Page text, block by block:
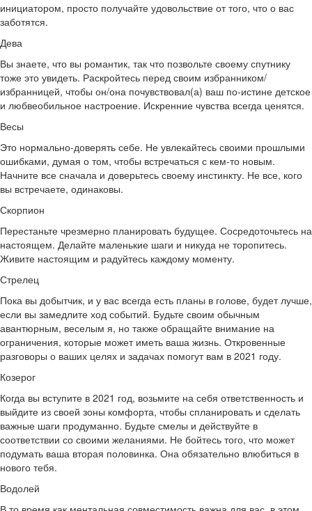
инициатором, просто получайте удовольствие от того, что о вас
заботятся.
Дева
Вы знаете, что вы романтик, так что позвольте своему спутнику
тоже это увидеть. Раскройтесь перед своим избранником/
избранницей, чтобы он/она почувствовал(а) ваш по-истине детское
и любвеобильное настроение. Искренние чувства всегда ценятся.
Весы
Это нормально-доверять себе. Не увлекайтесь своими прошлыми
ошибками, думая о том, чтобы встречаться с кем-то новым.
Начните все сначала и доверьтесь своему инстинкту. Не все, кого
вы встречаете, одинаковы.
Скорпион
Перестаньте чрезмерно планировать будущее. Сосредоточьтесь на
настоящем. Делайте маленькие шаги и никуда не торопитесь.
Живите настоящим и радуйтесь каждому моменту.
Стрелец
Пока вы добытчик, и у вас всегда есть планы в голове, будет лучше,
если вы замедлите ход событий. Будьте своим обычным
авантюрным, веселым я, но также обращайте внимание на
ограничения, которые может иметь ваша жизнь. Откровенные
разговоры о ваших целях и задачах помогут вам в 2021 году.
Козерог
Когда вы вступите в 2021 год, возьмите на себя ответственность и
выйдите из своей зоны комфорта, чтобы спланировать и сделать
важные шаги продуманно. Будьте смелы и действуйте в
соответствии со своими желаниями. Не бойтесь того, что может
подумать ваша вторая половинка. Она обязательно влюбиться в
нового тебя.
Водолей